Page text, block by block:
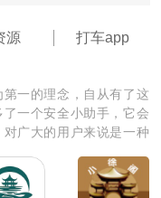
源 打车app
一的理念，自从有了这
一个安全小助手，它会
广大的用户来说是一种